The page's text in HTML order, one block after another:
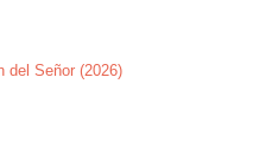
del Señor (2026)